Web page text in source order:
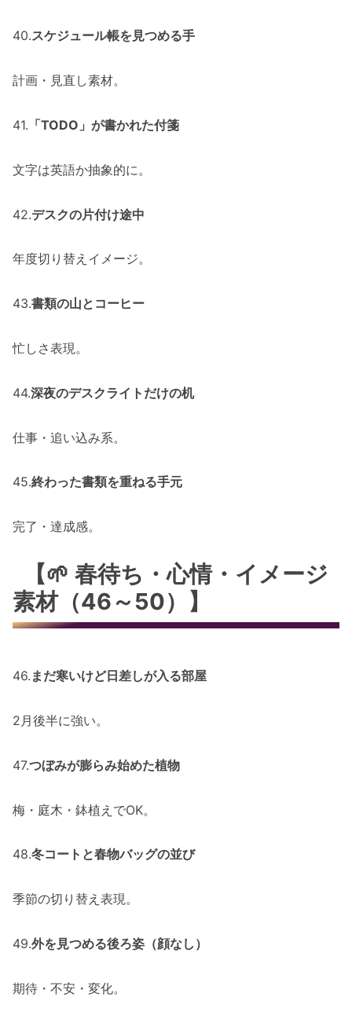
40.スケジュール帳を見つめる手
計画・見直し素材。
41. 「TODO」が書かれた付箋
文字は英語か抽象的に。
42.デスクの片付け途中
年度切り替えイメージ。
43.書類の山とコーヒー
忙しさ表現。
44.深夜のデスクライトだけの机
仕事・追い込み系。
45.終わった書類を重ねる手元
完了・達成感。
【🌱 春待ち・心情・イメージ
素材（46～50）】
46. まだ寒いけど日差しが入る部屋
2月後半に強い。
47.つぼみが膨らみ始めた植物
梅・庭木・鉢植えでOK。
48.冬コートと春物バッグの並び
季節の切り替え表現。
49.外を見つめる後ろ姿（顔なし）
期待・不安・変化。